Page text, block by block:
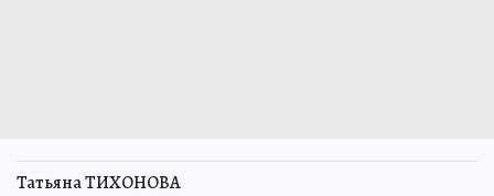
Татьяна ТИХОНОВА